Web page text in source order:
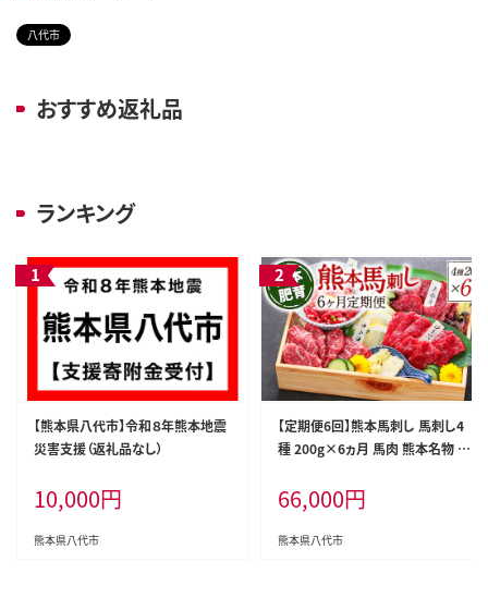
八代市
おすすめ返礼品
ランキング
【熊本県八代市】令和８年熊本地震
災害支援（返礼品なし）
10,000円
熊本県八代市
【定期便6回】熊本馬刺し 馬刺し4
種 200g×6ヵ月 馬肉 熊本名物 馬
ース ユッケ 食べ比べ
66,000円
熊本県八代市